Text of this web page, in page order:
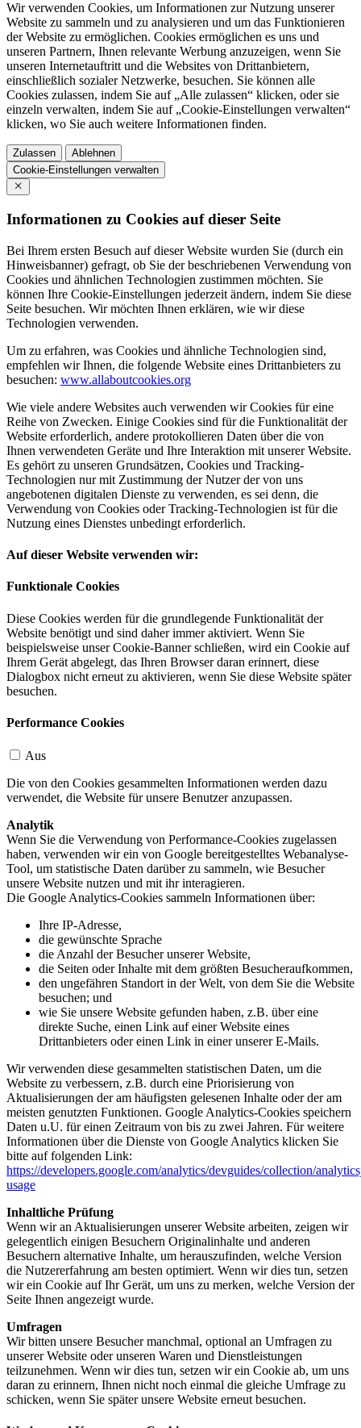
Wir verwenden Cookies, um Informationen zur Nutzung unserer
Website zu sammeln und zu analysieren und um das Funktionieren
der Website zu ermöglichen. Cookies ermöglichen es uns und
unseren Partnern, Ihnen relevante Werbung anzuzeigen, wenn Sie
unseren Internetauftritt und die Websites von Drittanbietern,
einschließlich sozialer Netzwerke, besuchen. Sie können alle
Cookies zulassen, indem Sie auf „Alle zulassen“ klicken, oder sie
einzeln verwalten, indem Sie auf „Cookie-Einstellungen verwalten“
klicken, wo Sie auch weitere Informationen finden.
Zulassen
Ablehnen
Cookie-Einstellungen verwalten
Informationen zu Cookies auf dieser Seite
Bei Ihrem ersten Besuch auf dieser Website wurden Sie (durch ein
Hinweisbanner) gefragt, ob Sie der beschriebenen Verwendung von
Cookies und ähnlichen Technologien zustimmen möchten. Sie
können Ihre Cookie-Einstellungen jederzeit ändern, indem Sie diese
Seite besuchen. Wir möchten Ihnen erklären, wie wir diese
Technologien verwenden.
Um zu erfahren, was Cookies und ähnliche Technologien sind,
empfehlen wir Ihnen, die folgende Website eines Drittanbieters zu
besuchen: www.allaboutcookies.org
Wie viele andere Websites auch verwenden wir Cookies für eine
Reihe von Zwecken. Einige Cookies sind für die Funktionalität der
Website erforderlich, andere protokollieren Daten über die von
Ihnen verwendeten Geräte und Ihre Interaktion mit unserer Website.
Es gehört zu unseren Grundsätzen, Cookies und Tracking-
Technologien nur mit Zustimmung der Nutzer der von uns
angebotenen digitalen Dienste zu verwenden, es sei denn, die
Verwendung von Cookies oder Tracking-Technologien ist für die
Nutzung eines Dienstes unbedingt erforderlich.
Auf dieser Website verwenden wir:
Funktionale Cookies
Diese Cookies werden für die grundlegende Funktionalität der
Website benötigt und sind daher immer aktiviert. Wenn Sie
beispielsweise unser Cookie-Banner schließen, wird ein Cookie auf
Ihrem Gerät abgelegt, das Ihren Browser daran erinnert, diese
Dialogbox nicht erneut zu aktivieren, wenn Sie diese Website später
besuchen.
Performance Cookies
Aus
Die von den Cookies gesammelten Informationen werden dazu
verwendet, die Website für unsere Benutzer anzupassen.
Analytik
Wenn Sie die Verwendung von Performance-Cookies zugelassen
haben, verwenden wir ein von Google bereitgestelltes Webanalyse-
Tool, um statistische Daten darüber zu sammeln, wie Besucher
unsere Website nutzen und mit ihr interagieren.
Die Google Analytics-Cookies sammeln Informationen über:
Ihre IP-Adresse,
die gewünschte Sprache
die Anzahl der Besucher unserer Website,
die Seiten oder Inhalte mit dem größten Besucheraufkommen,
den ungefähren Standort in der Welt, von dem Sie die Website
besuchen; und
wie Sie unsere Website gefunden haben, z.B. über eine
direkte Suche, einen Link auf einer Website eines
Drittanbieters oder einen Link in einer unserer E-Mails.
Wir verwenden diese gesammelten statistischen Daten, um die
Website zu verbessern, z.B. durch eine Priorisierung von
Aktualisierungen der am häufigsten gelesenen Inhalte oder der am
meisten genutzten Funktionen. Google Analytics-Cookies speichern
Daten u.U. für einen Zeitraum von bis zu zwei Jahren. Für weitere
Informationen über die Dienste von Google Analytics klicken Sie
bitte auf folgenden Link:
https://developers.google.com/analytics/devguides/collection/
usage
Inhaltliche Prüfung
Wenn wir an Aktualisierungen unserer Website arbeiten, zeigen wir
gelegentlich einigen Besuchern Originalinhalte und anderen
Besuchern alternative Inhalte, um herauszufinden, welche Version
die Nutzererfahrung am besten optimiert. Wenn wir dies tun, setzen
wir ein Cookie auf Ihr Gerät, um uns zu merken, welche Version der
Seite Ihnen angezeigt wurde.
Umfragen
Wir bitten unsere Besucher manchmal, optional an Umfragen zu
unserer Website oder unseren Waren und Dienstleistungen
teilzunehmen. Wenn wir dies tun, setzen wir ein Cookie ab, um uns
daran zu erinnern, Ihnen nicht noch einmal die gleiche Umfrage zu
schicken, wenn Sie später unsere Website erneut besuchen.